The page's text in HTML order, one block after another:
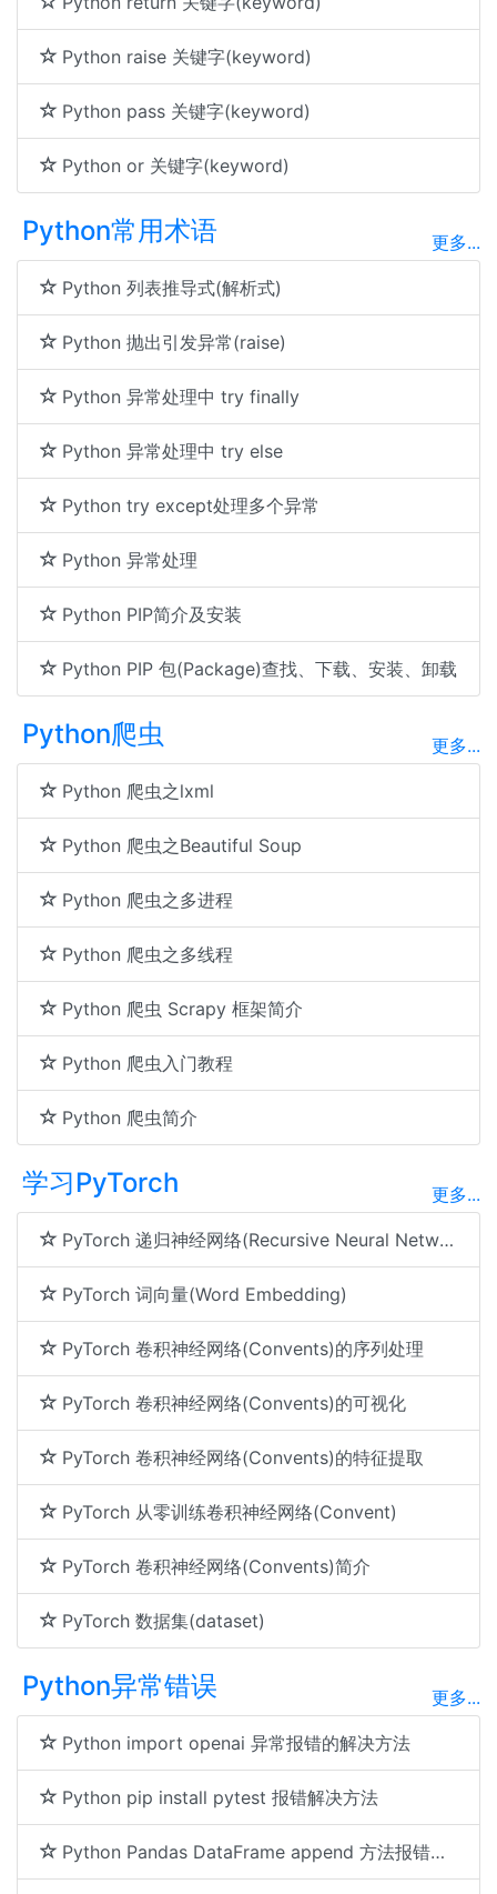
Python raise 关键字(keyword)
Python pass 关键字(keyword)
Python or 关键字(keyword)
Python常用术语 更多...
Python 列表推导式(解析式)
Python 抛出引发异常(raise)
Python 异常处理中 try finally
Python 异常处理中 try else
Python try except处理多个异常
Python 异常处理
Python PIP简介及安装
Python PIP 包(Package)查找、下载、安装、卸载
Python爬虫 更多...
Python 爬虫之lxml
Python 爬虫之Beautiful Soup
Python 爬虫之多进程
Python 爬虫之多线程
Python 爬虫 Scrapy 框架简介
Python 爬虫入门教程
Python 爬虫简介
学习PyTorch 更多...
PyTorch 递归神经网络(Recursive Neural Networks)
PyTorch 词向量(Word Embedding)
PyTorch 卷积神经网络(Convents)的序列处理
PyTorch 卷积神经网络(Convents)的可视化
PyTorch 卷积神经网络(Convents)的特征提取
PyTorch 从零训练卷积神经网络(Convent)
PyTorch 卷积神经网络(Convents)简介
PyTorch 数据集(dataset)
Python异常错误 更多...
Python import openai 异常报错的解决方法
Python pip install pytest 报错解决方法
Python Pandas DataFrame append 方法报错原因及解决方法